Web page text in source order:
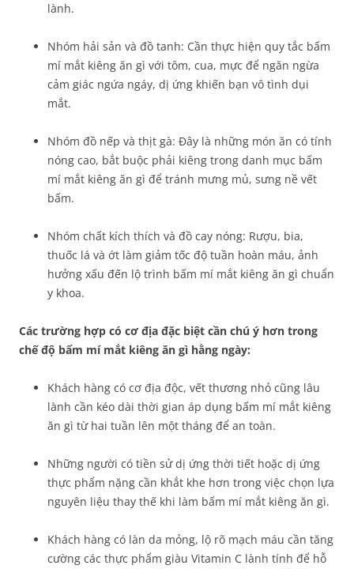
lành.
Nhóm hải sản và đồ tanh: Cần thực hiện quy tắc bấm
mí mắt kiêng ăn gì với tôm, cua, mực để ngăn ngừa
cảm giác ngứa ngáy, dị ứng khiến bạn vô tình dụi
mắt.
Nhóm đồ nếp và thịt gà: Đây là những món ăn có tính
nóng cao, bắt buộc phải kiêng trong danh mục bấm
mí mắt kiêng ăn gì để tránh mưng mủ, sưng nề vết
bấm.
Nhóm chất kích thích và đồ cay nóng: Rượu, bia,
thuốc lá và ớt làm giảm tốc độ tuần hoàn máu, ảnh
hưởng xấu đến lộ trình bấm mí mắt kiêng ăn gì chuẩn
y khoa.
Các trường hợp có cơ địa đặc biệt cần chú ý hơn trong
chế độ bấm mí mắt kiêng ăn gì hằng ngày:
Khách hàng có cơ địa độc, vết thương nhỏ cũng lâu
lành cần kéo dài thời gian áp dụng bấm mí mắt kiêng
ăn gì từ hai tuần lên một tháng để an toàn.
Những người có tiền sử dị ứng thời tiết hoặc dị ứng
thực phẩm nặng cần khắt khe hơn trong việc chọn lựa
nguyên liệu thay thế khi làm bấm mí mắt kiêng ăn gì.
Khách hàng có làn da mỏng, lộ rõ mạch máu cần tăng
cường các thực phẩm giàu Vitamin C lành tính để hỗ